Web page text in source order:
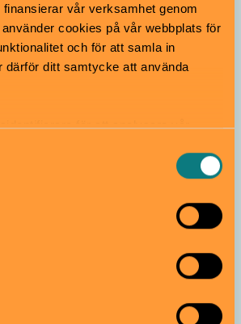
vår verksamhet genom
cookies på vår webbplats för
och för att samla in
därför ditt samtycke att använda
för att analysera vår
för sociala medier. Vi
sådana identifierare och annan
enhet till de sociala medier och
som vi samarbetar med.
har tillhandahållit eller som de har
Ekorrstigen – en
upptäckarstig i
naturen
Hågelbyparken